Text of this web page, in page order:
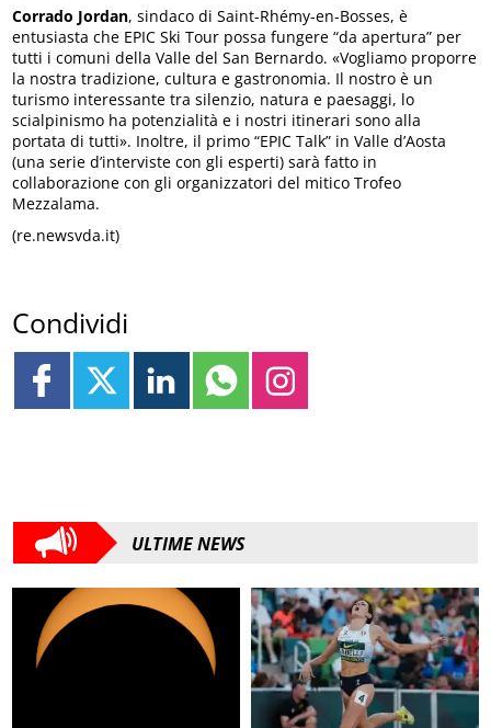
Corrado Jordan, sindaco di Saint-Rhémy-en-Bosses, è
entusiasta che EPIC Ski Tour possa fungere “da apertura” per
tutti i comuni della Valle del San Bernardo. «Vogliamo proporre
la nostra tradizione, cultura e gastronomia. Il nostro è un
turismo interessante tra silenzio, natura e paesaggi, lo
scialpinismo ha potenzialità e i nostri itinerari sono alla
portata di tutti». Inoltre, il primo “EPIC Talk” in Valle d’Aosta
(una serie d’interviste con gli esperti) sarà fatto in
collaborazione con gli organizzatori del mitico Trofeo
Mezzalama.
(re.newsvda.it)
Condividi
ULTIME NEWS